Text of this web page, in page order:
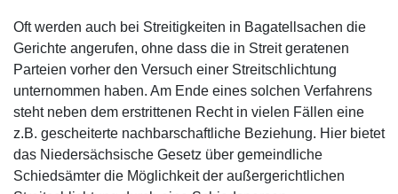
Oft werden auch bei Streitigkeiten in Bagatellsachen die
Gerichte angerufen, ohne dass die in Streit geratenen
Parteien vorher den Versuch einer Streitschlichtung
unternommen haben. Am Ende eines solchen Verfahrens
steht neben dem erstrittenen Recht in vielen Fällen eine
z.B. gescheiterte nachbarschaftliche Beziehung. Hier bietet
das Niedersächsische Gesetz über gemeindliche
Schiedsämter die Möglichkeit der außergerichtlichen